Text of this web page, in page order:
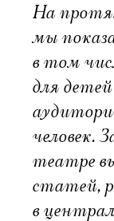
На
мы
в том
для
человек.
театре
статей,
в